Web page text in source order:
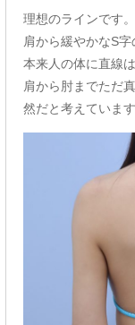
理想のラインです。
肩から緩やかなS字
本来人の体に直線
肩から肘までただ
然だと考えています